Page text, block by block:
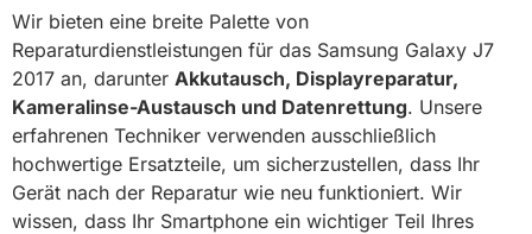
Wir bieten eine breite Palette von
Reparaturdienstleistungen für das Samsung Galaxy J7
2017 an, darunter Akkutausch, Displayreparatur,
Kameralinse-Austausch und Datenrettung. Unsere
erfahrenen Techniker verwenden ausschließlich
hochwertige Ersatzteile, um sicherzustellen, dass Ihr
Gerät nach der Reparatur wie neu funktioniert. Wir
wissen, dass Ihr Smartphone ein wichtiger Teil Ihres